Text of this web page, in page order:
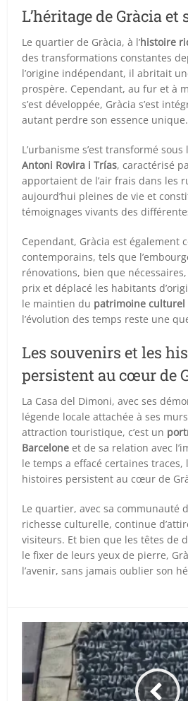
L’héritage de Gràcia
Le quartier de Gràcia, à l’histoire
des transformations constantes
l’origine indépendant, il abritait
prospère. Cependant, au fur et à
s’est développée, Gràcia s’est
autant perdre son essence unique.
L’urbanisme s’est transformé sous
Antoni Rovira i Trías, caractérisé
apportaient de l’air frais dans les
aujourd’hui pleines de vie et
témoignages vivants des
Cependant, Gràcia est également
contemporains, tels que
rénovations, bien que
prix et déplacé les habitants
le maintien du patrimoine culturel
l’évolution des temps reste une
Les souvenirs et les
persistent au cœur de
La Casa del Dimoni, avec ses
légende locale attachée à ses
attraction touristique, c’est un
Barcelone et de sa relation avec
le temps a effacé certaines traces,
histoires persistent au cœur de
Le quartier, avec sa communauté
richesse culturelle, continue
visiteurs. Et bien que les têtes de
le fixer de leurs yeux de pierre,
l’avenir, sans jamais oublier son